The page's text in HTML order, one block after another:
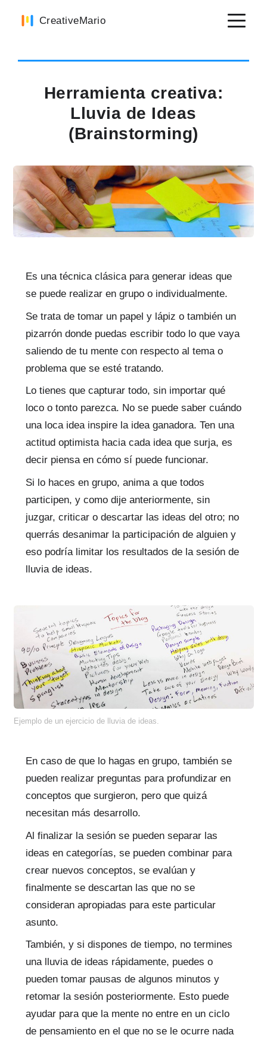
navigation
content
sidebar
CreativeMario
Herramienta creativa:
Lluvia de Ideas
(Brainstorming)
Es una técnica clásica para generar ideas que
se puede realizar en grupo o individualmente.
Se trata de tomar un papel y lápiz o también un
pizarrón donde puedas escribir todo lo que vaya
saliendo de tu mente con respecto al tema o
problema que se esté tratando.
Lo tienes que capturar todo, sin importar qué
loco o tonto parezca. No se puede saber cuándo
una loca idea inspire la idea ganadora. Ten una
actitud optimista hacia cada idea que surja, es
decir piensa en cómo sí puede funcionar.
Si lo haces en grupo, anima a que todos
participen, y como dije anteriormente, sin
juzgar, criticar o descartar las ideas del otro; no
querrás desanimar la participación de alguien y
eso podría limitar los resultados de la sesión de
lluvia de ideas.
Ejemplo de un ejercicio de lluvia de ideas.
En caso de que lo hagas en grupo, también se
pueden realizar preguntas para profundizar en
conceptos que surgieron, pero que quizá
necesitan más desarrollo.
Al finalizar la sesión se pueden separar las
ideas en categorías, se pueden combinar para
crear nuevos conceptos, se evalúan y
finalmente se descartan las que no se
consideran apropiadas para este particular
asunto.
También, y si dispones de tiempo, no termines
una lluvia de ideas rápidamente, puedes o
pueden tomar pausas de algunos minutos y
retomar la sesión posteriormente. Esto puede
ayudar para que la mente no entre en un ciclo
de pensamiento en el que no se le ocurre nada